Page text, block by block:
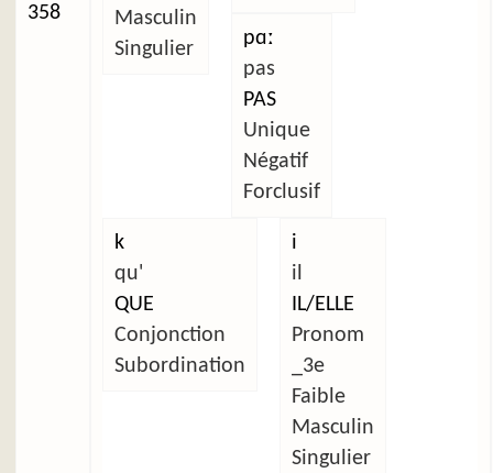
358
Masculin
Singulier
pɑː
pas
PAS
Unique
Négatif
Forclusif
k
qu'
QUE
Conjonction
Subordination
i
il
IL/ELLE
Pronom
_3e
Faible
Masculin
Singulier